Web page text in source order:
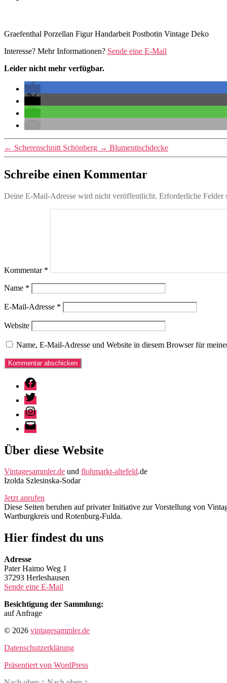
Graefenthal Porzellan Figur Handarbeit Postbotin Vintage Deko
Interesse? Mehr Informationen? Sende eine E-Mail
Leider nicht mehr verfügbar.
← Scherenschnitt Schönberg → Blumentischdecke
Schreibe einen Kommentar
Deine E-Mail-Adresse wird nicht veröffentlicht. Erforderliche Felder
Kommentar *
Name *
E-Mail-Adresse *
Website
Name, E-Mail-Adresse und Website in diesem Browser für
Facebook
Twitter
Instagram
E-
Mail
Über diese Website
Vintagesammler.de und flohmarkt-altefeld.de
Izolda Szlesinska-Sodar
Jetzt anrufen
Diese Seiten beruhen auf privater Initiative zur Vorstellung von
Wartburgkreis und Rotenburg-Fulda.
Hier findest du uns
Adresse
Pater Haimo Weg 1
37293 Herleshausen
Sende eine E-Mail
Besichtigung der Sammlung:
auf Anfrage
© 2026 vintagesammler.de
Datenschutzerklärung
Präsentiert von WordPress